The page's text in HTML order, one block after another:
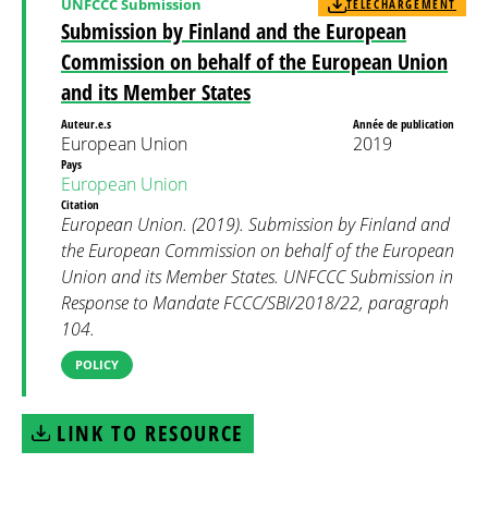
Submission by Finland and the European
Commission on behalf of the European Union
and its Member States
TÉLÉCHARGEMENT
Auteur.e.s
European Union
Année de publication
2019
Pays
European Union
Citation
European Union. (2019). Submission by Finland and
the European Commission on behalf of the European
Union and its Member States. UNFCCC Submission in
Response to Mandate FCCC/SBI/2018/22, paragraph
104.
POLICY
LINK TO RESOURCE